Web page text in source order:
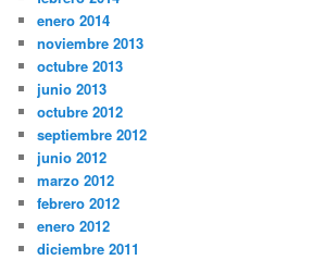
enero 2014
noviembre 2013
octubre 2013
junio 2013
octubre 2012
septiembre 2012
junio 2012
marzo 2012
febrero 2012
enero 2012
diciembre 2011